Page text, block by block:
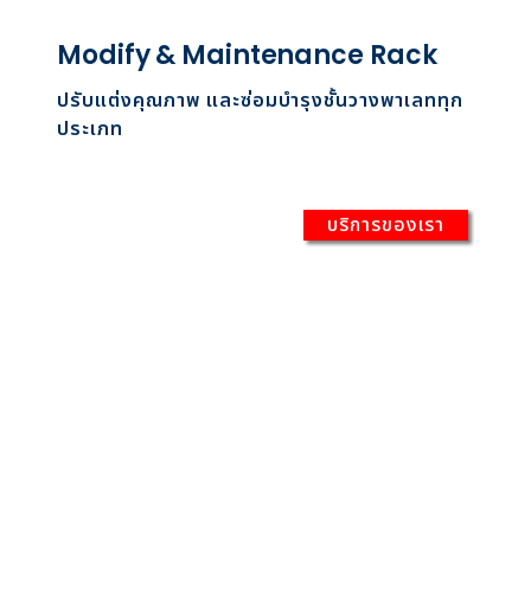
Modify & Maintenance Rack
ปรับแต่งคุณภาพ และซ่อมบำรุงชั้นวางพาเลททุก
ประเภท
บริการของเรา